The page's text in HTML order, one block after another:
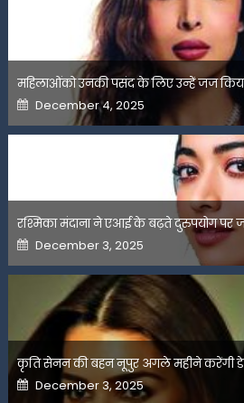
महिलाओंको उनकी पसंद के लिए उन्हें जज
Posted
on
December 4, 2025
रश्मिका मंदाना ने एआई के बढ़ते दुरुपयोग पर
Posted
on
December 3, 2025
कृति सेनन की बहन नूपुर अगले महीने करेंगी
Posted
on
December 3, 2025